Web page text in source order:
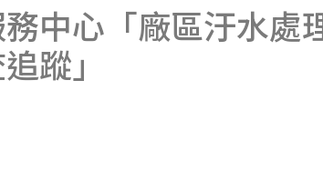
中心「廠區汙水處
蹤」